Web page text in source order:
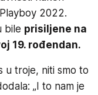
2022.
bile prisiljene na
19. rođendan.
u troje, niti smo to
„I to nam je